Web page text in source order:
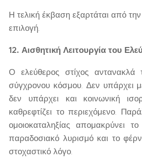
Η τελική έκβαση εξαρτάται από
επιλογή.
12. Αισθητική Λειτουργία του
Ο ελεύθερος στίχος αντανακλά
σύγχρονου κόσμου. Δεν υπάρχει
δεν υπάρχει και κοινωνική
καθρεφτίζει το περιεχόμενο.
ομοιοκαταληξίας απομακρύνει
παραδοσιακό λυρισμό και το
στοχαστικό λόγο.